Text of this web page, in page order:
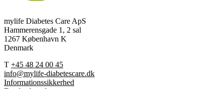
mylife Diabetes Care ApS
Hammerensgade 1, 2 sal
1267 København K
Denmark
T +45 48 24 00 45
info@mylife-diabetescare.dk
Informationssikkerhed